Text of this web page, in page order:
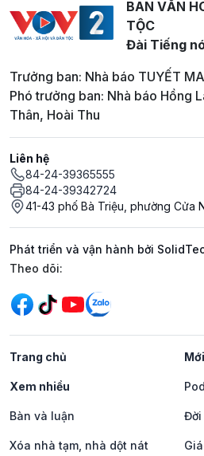
BAN VĂN
TỘC
Đài Tiếng
Trưởng ban: Nhà báo TUYẾT
Phó trưởng ban: Nhà báo Hồng
Thân, Hoài Thu
Liên hệ
84-24-39365555
84-24-39342724
41-43 phố Bà Triệu, phường Cửa
Phát triển và vận hành bởi
Mạng xã hội
Theo dõi:
Trang chủ
Xem nhiều
Bàn và luận Đời
Xóa nhà tạm, nhà dột nát